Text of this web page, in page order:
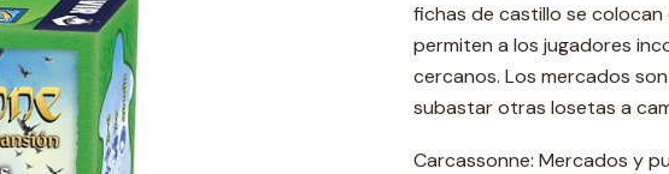
fichas de castillo se
permiten a los jugadores
cercanos. Los mercados
subastar otras losetas a
Carcassonne: Mercados y